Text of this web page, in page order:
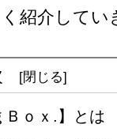
紹介してい
Ｂｏｘ.】とは